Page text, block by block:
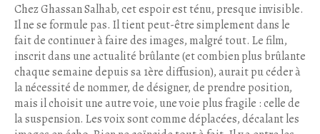
Chez Ghassan Salhab, cet espoir est ténu, presque invisible.
Il ne se formule pas. Il tient peut-être simplement dans le
fait de continuer à faire des images, malgré tout. Le film,
inscrit dans une actualité brûlante (et combien plus brûlante
chaque semaine depuis sa 1ère diffusion), aurait pu céder à
la nécessité de nommer, de désigner, de prendre position,
mais il choisit une autre voie, une voie plus fragile : celle de
la suspension. Les voix sont comme déplacées, décalant les